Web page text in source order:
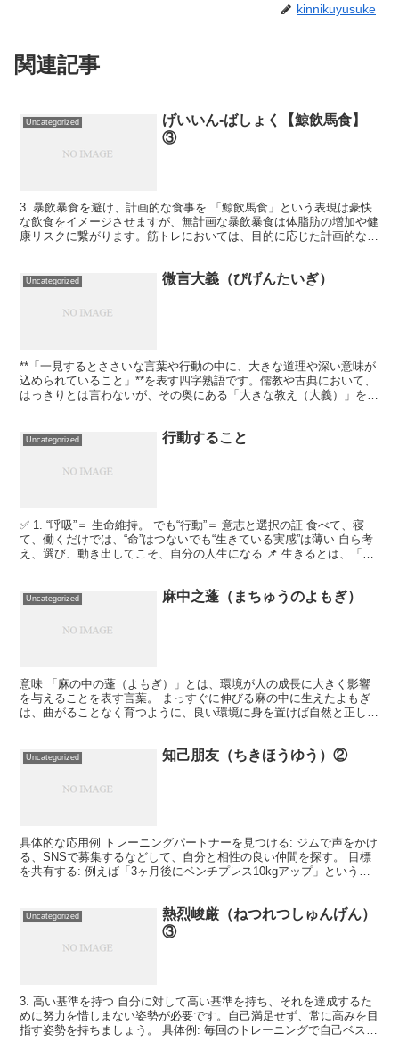
kinnikuyusuke
関連記事
Uncategorized
げいいん-ばしょく【鯨飲馬食】
③
3. 暴飲暴食を避け、計画的な食事を 「鯨飲馬食」という表現は豪快
な飲食をイメージさせますが、無計画な暴飲暴食は体脂肪の増加や健
康リスクに繋がります。筋トレにおいては、目的に応じた計画的な食
Uncategorized 微言大義（びげんたいぎ）
**「一見するとささいな言葉や行動の中に、大きな道理や深い意味が
込められていること」**を表す四字熟語です。儒教や古典において、
はっきりとは言わないが、その奥にある「大きな教え（大義）」をく
Uncategorized 行動すること
✅ 1. “呼吸”＝ 生命維持。 でも“行動”＝ 意志と選択の証 食べて、寝
て、働くだけでは、“命”はつないでも“生きている実感”は薄い 自ら考
え、選び、動き出してこそ、自分の人生になる 📌 生きるとは、「自
Uncategorized 麻中之蓬（まちゅうのよもぎ）
意味 「麻の中の蓬（よもぎ）」とは、環境が人の成長に大きく影響
を与えることを表す言葉。 まっすぐに伸びる麻の中に生えたよもぎ
は、曲がることなく育つように、良い環境に身を置けば自然と正しい
Uncategorized 知己朋友（ちきほうゆう）②
具体的な応用例 トレーニングパートナーを見つける: ジムで声をかけ
る、SNSで募集するなどして、自分と相性の良い仲間を探す。 目標
を共有する: 例えば「3ヶ月後にベンチプレス10kgアップ」という共
Uncategorized
熱烈峻厳（ねつれつしゅんげん）
③
3. 高い基準を持つ 自分に対して高い基準を持ち、それを達成するた
めに努力を惜しまない姿勢が必要です。自己満足せず、常に高みを目
指す姿勢を持ちましょう。 具体例: 毎回のトレーニングで自己ベスト